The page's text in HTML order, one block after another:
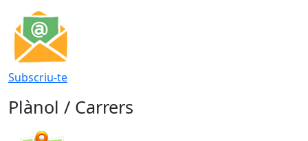
Subscriu-te
Plànol / Carrers